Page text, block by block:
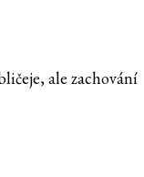
ale zachování